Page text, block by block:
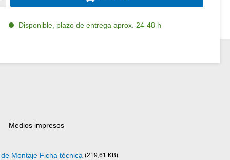
Disponible, plazo de entrega aprox. 24-48 h
Medios impresos
Montaje Ficha técnica (219,61 KB)